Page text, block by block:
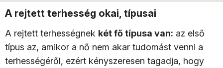
A rejtett terhesség okai, típusai
A rejtett terhességnek két fő típusa van: az első
típus az, amikor a nő nem akar tudomást venni a
terhességéről, ezért kényszeresen tagadja, hogy